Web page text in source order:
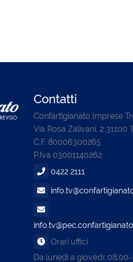
Contatti
Confartigianato Imprese
Via Rosa Zalivani, 2 31100
C.F. 80006300265
P.Iva 03001140262
0422 2111
Orari uffici
Da lunedì a giovedì: